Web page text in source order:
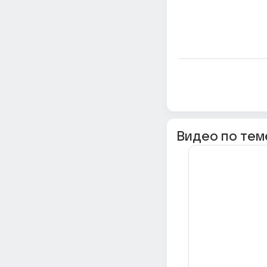
Видео по